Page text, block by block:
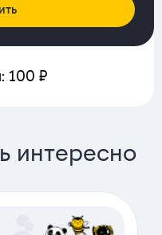
100 ₽
интересно